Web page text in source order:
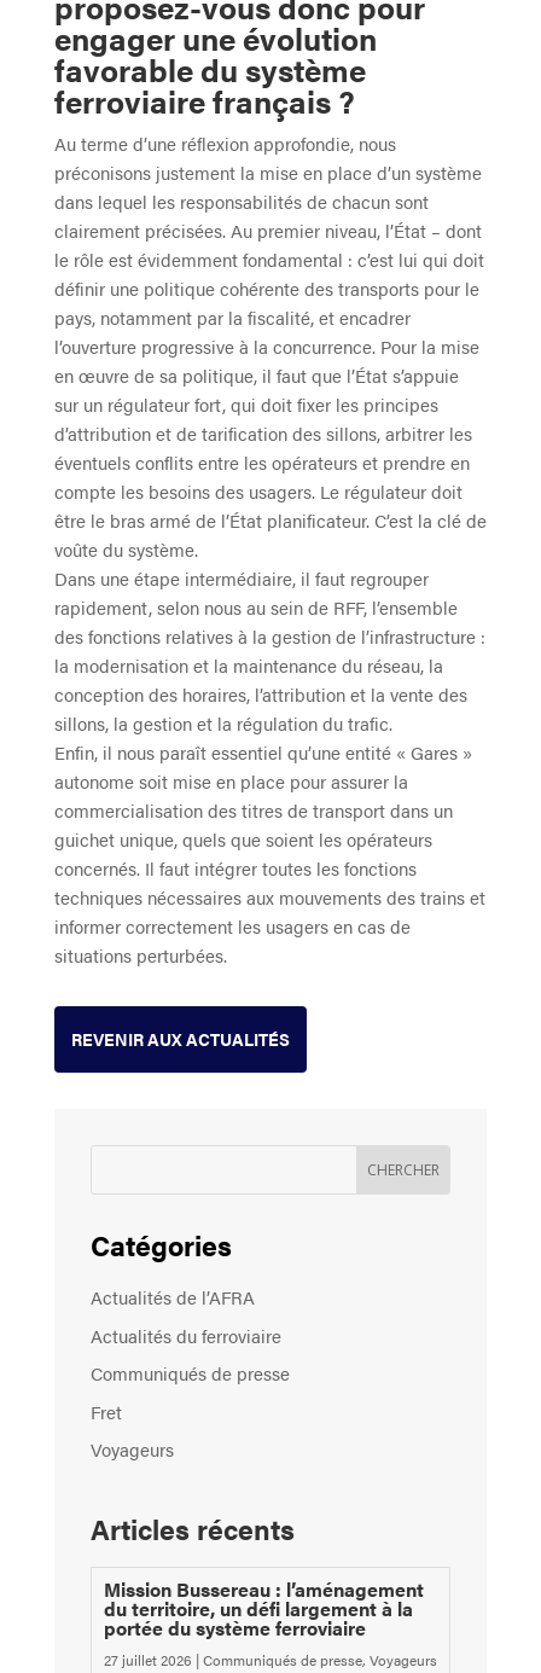
engager une évolution
favorable du système
ferroviaire français ?
Au terme d’une réflexion approfondie, nous
préconisons justement la mise en place d’un système
dans lequel les responsabilités de chacun sont
clairement précisées. Au premier niveau, l’État – dont
le rôle est évidemment fondamental : c’est lui qui doit
définir une politique cohérente des transports pour le
pays, notamment par la fiscalité, et encadrer
l’ouverture progressive à la concurrence. Pour la mise
en œuvre de sa politique, il faut que l’État s’appuie
sur un régulateur fort, qui doit fixer les principes
d’attribution et de tarification des sillons, arbitrer les
éventuels conflits entre les opérateurs et prendre en
compte les besoins des usagers. Le régulateur doit
être le bras armé de l’État planificateur. C’est la clé de
voûte du système.
Dans une étape intermédiaire, il faut regrouper
rapidement, selon nous au sein de RFF, l’ensemble
des fonctions relatives à la gestion de l’infrastructure :
la modernisation et la maintenance du réseau, la
conception des horaires, l’attribution et la vente des
sillons, la gestion et la régulation du trafic.
Enfin, il nous paraît essentiel qu’une entité « Gares »
autonome soit mise en place pour assurer la
commercialisation des titres de transport dans un
guichet unique, quels que soient les opérateurs
concernés. Il faut intégrer toutes les fonctions
techniques nécessaires aux mouvements des trains et
informer correctement les usagers en cas de
situations perturbées.
REVENIR AUX ACTUALITÉS
Catégories
Actualités de l’AFRA
Actualités du ferroviaire
Communiqués de presse
Fret
Voyageurs
Articles récents
Mission Bussereau : l’aménagement
du territoire, un défi largement à la
portée du système ferroviaire
27 juillet 2026 |Communiqués de presse, Voyageurs